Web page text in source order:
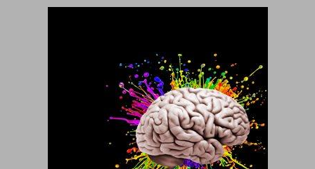
מהפכת ההשכלה ... 0